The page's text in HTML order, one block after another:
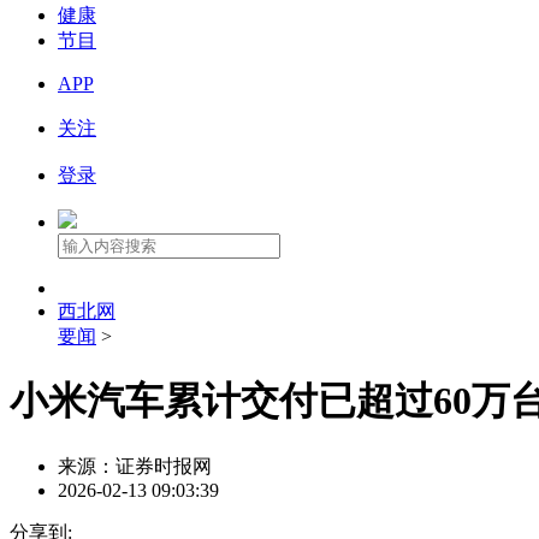
健康
节目
APP
关注
登录
西北网
要闻 >
小米汽车累计交付已超过60万
来源：证券时报网
2026-02-13 09:03:39
分享到: